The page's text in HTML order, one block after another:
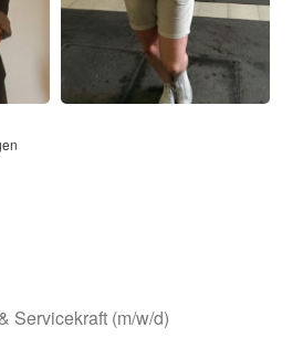
Servicekraft (m/w/d)